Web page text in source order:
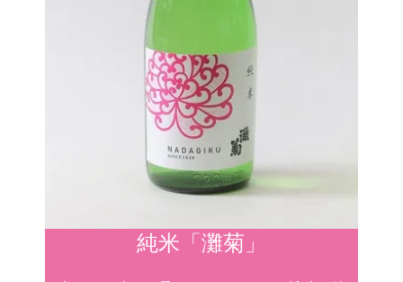
純米「灘菊」